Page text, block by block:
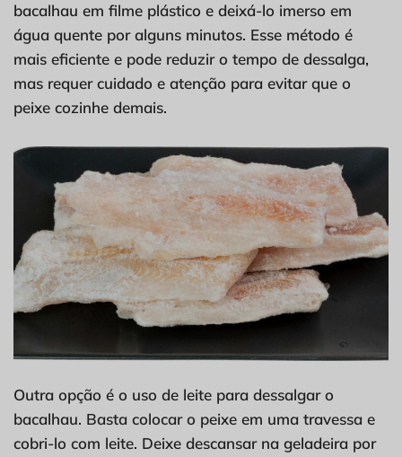
bacalhau em filme plástico e deixá-lo imerso em
água quente por alguns minutos. Esse método é
mais eficiente e pode reduzir o tempo de dessalga,
mas requer cuidado e atenção para evitar que o
peixe cozinhe demais.
Outra opção é o uso de leite para dessalgar o
bacalhau. Basta colocar o peixe em uma travessa e
cobri-lo com leite. Deixe descansar na geladeira por